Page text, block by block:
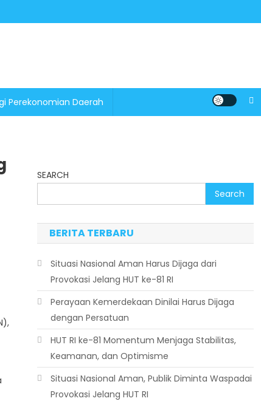
Perekonomian Daerah
SEARCH
Search
BERITA TERBARU
Situasi Nasional Aman Harus Dijaga dari
Provokasi Jelang HUT ke-81 RI
Perayaan Kemerdekaan Dinilai Harus Dijaga
dengan Persatuan
HUT RI ke-81 Momentum Menjaga Stabilitas,
Keamanan, dan Optimisme
Situasi Nasional Aman, Publik Diminta Waspadai
Provokasi Jelang HUT RI